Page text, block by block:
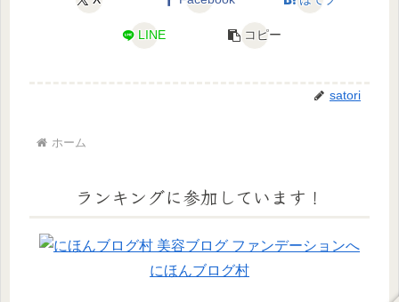
LINE コピー
satori
ホーム
ランキングに参加しています！
にほんブログ村